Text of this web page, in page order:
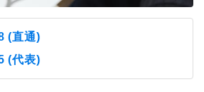
(直通)
(代表)